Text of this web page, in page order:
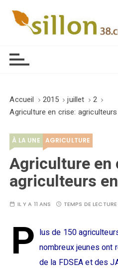
Accueil 2015 juillet
2
Agriculture en crise:
À LA UNE AGRICULTURE
Agriculture en
agriculteurs
IL Y A 11 ANS TEMPS DE
P lus de 150
nombreux jeunes ont
de la FDSEA et des